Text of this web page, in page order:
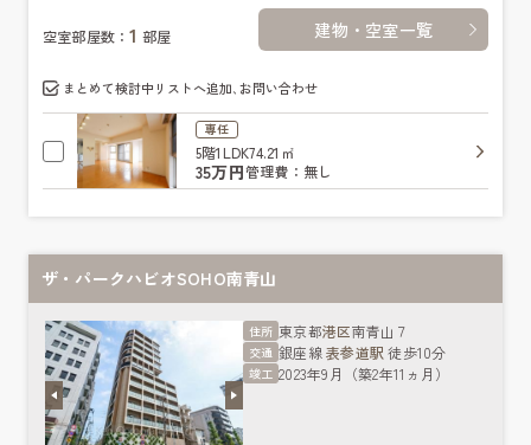
空室部屋数：1 部屋 建物・空室一覧
まとめて検討中リストへ追加､お問い合わせ
専任
5階1LDK74.21㎡
35万円管理費：無し
ザ・パークハビオSOHO南青山
住所 東京都港区南青山７
交通 銀座線表参道駅 徒歩10分
竣工 2023年9月（築2年11ヵ月）